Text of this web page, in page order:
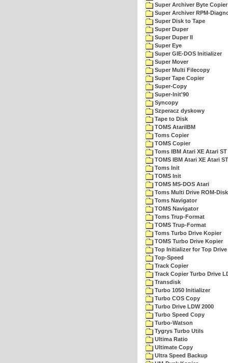
Super Archiver Byte Copier
Super Archiver RPM-
Super Disk to Tape
Super Duper
Super Duper II
Super Eye
Super GIE-DOS Initializer
Super Mover
Super Multi Filecopy
Super Tape Copier
Super-Copy
Super-Init'90
Syncopy
Szperacz dyskowy
Tape to Disk
TOMS AtariIBM
Toms Copier
TOMS Copier
Toms IBM Atari XE Atari ST
TOMS IBM Atari XE Atari ST
Toms Init
TOMS Init
TOMS MS-DOS Atari
Toms Multi Drive ROM-
Toms Navigator
TOMS Navigator
Toms Trup-Format
TOMS Trup-Format
Toms Turbo Drive Kopier
TOMS Turbo Drive Kopier
Top Initializer for Top Drive
Top-Speed
Track Copier
Track Copier Turbo Drive
Transdisk
Turbo 1050 Initializer
Turbo COS Copy
Turbo Drive LDW 2000
Turbo Speed Copy
Turbo-Watson
Tygrys Turbo Utils
Ultima Ratio
Ultimate Copy
Ultra Speed Backup